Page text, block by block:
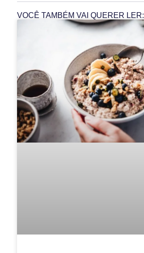
VOCÊ TAMBÉM VAI QUERER LER: